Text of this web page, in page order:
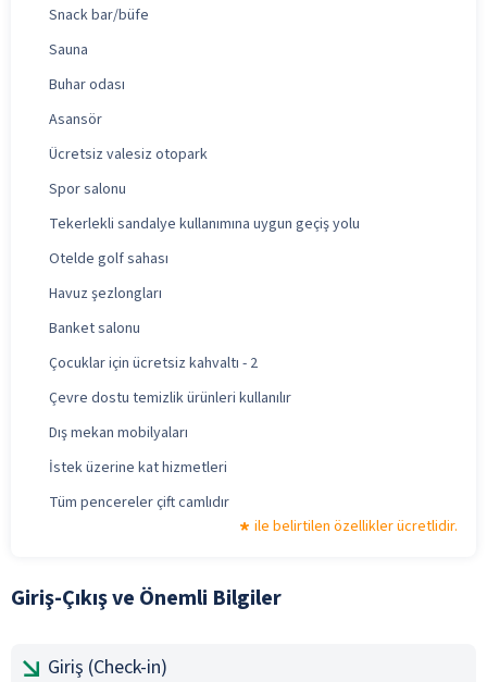
Snack bar/büfe
Sauna
Buhar odası
Asansör
Ücretsiz valesiz otopark
Spor salonu
Tekerlekli sandalye kullanımına uygun geçiş yolu
Otelde golf sahası
Havuz şezlongları
Banket salonu
Çocuklar için ücretsiz kahvaltı - 2
Çevre dostu temizlik ürünleri kullanılır
Dış mekan mobilyaları
İstek üzerine kat hizmetleri
Tüm pencereler çift camlıdır
ile belirtilen özellikler ücretlidir.
Giriş-Çıkış ve Önemli Bilgiler
Giriş (Check-in)